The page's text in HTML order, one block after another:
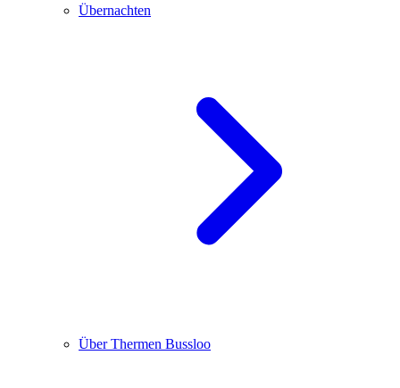
Übernachten
Über Thermen Bussloo